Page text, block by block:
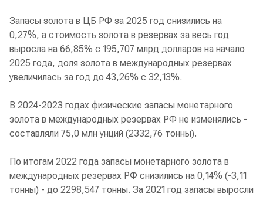
Запасы золота в ЦБ РФ за 2025 год снизились на
0,27%, а стоимость золота в резервах за весь год
выросла на 66,85% с 195,707 млрд долларов на начало
2025 года, доля золота в международных резервах
увеличилась за год до 43,26% с 32,13%.
В 2024-2023 годах физические запасы монетарного
золота в международных резервах РФ не изменялись -
составляли 75,0 млн унций (2332,76 тонны).
По итогам 2022 года запасы монетарного золота в
международных резервах РФ снизились на 0,14% (-3,11
тонны) - до 2298,547 тонны. За 2021 год запасы выросли